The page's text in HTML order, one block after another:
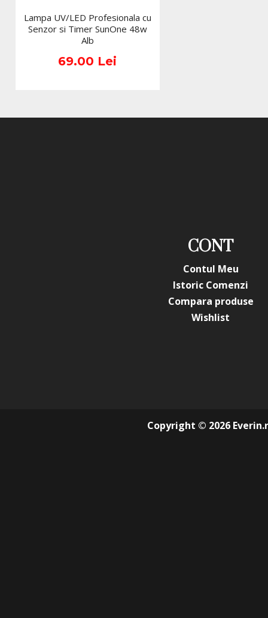
Lampa UV/LED Profesionala cu
Senzor si Timer SunOne 48w
Alb
69.00 Lei
CONT
Contul Meu
Istoric Comenzi
Compara produse
Wishlist
Copyright © 2026